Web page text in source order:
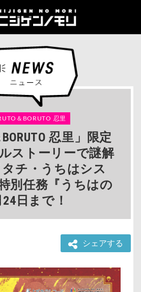
＆BORUTO 忍里
BORUTO 忍里」限定
ストーリーで謎解
チ・うちはシス
別任務『うちはの
日まで！
シェアする